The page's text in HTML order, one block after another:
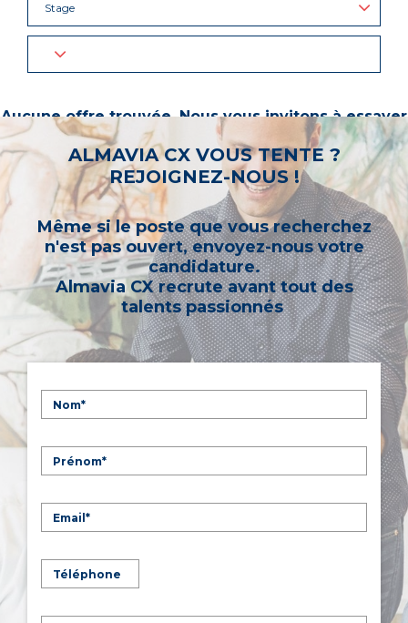
Stage
Aucune offre trouvée. Nous vous invitons à essayer
d’autres mots-clés ou à sélectionner un « métier ».
ALMAVIA CX VOUS TENTE ?
REJOIGNEZ-NOUS !
Même si le poste que vous recherchez
n'est pas ouvert, envoyez-nous votre
candidature.
Almavia CX recrute avant tout des
talents passionnés